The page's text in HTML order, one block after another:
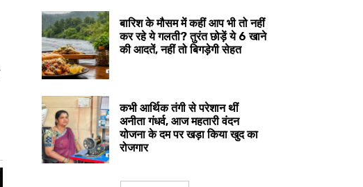
बारिश के मौसम में कहीं आप भी तो नहीं
कर रहे ये गलती? तुरंत छोड़ें ये 6 खाने
की आदतें, नहीं तो बिगड़ेगी सेहत
कभी आर्थिक तंगी से परेशान थीं
अनीता गंधर्व, आज महतारी वंदन
योजना के दम पर खड़ा किया खुद का
रोजगार